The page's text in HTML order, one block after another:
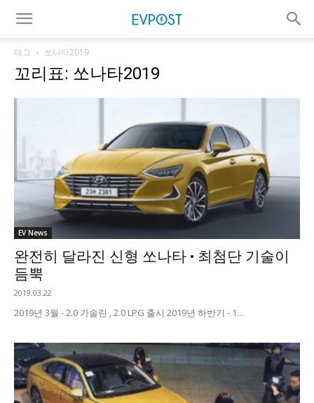
태그 쏘나타2019
꼬리표: 쏘나타2019
EV News
완전히 달라진 신형 쏘나타 • 최첨단 기술이
듬뿍
2019.03.22
2019년 3월 - 2.0 가솔린 , 2.0 LPG 출시 2019년 하반기 - 1...